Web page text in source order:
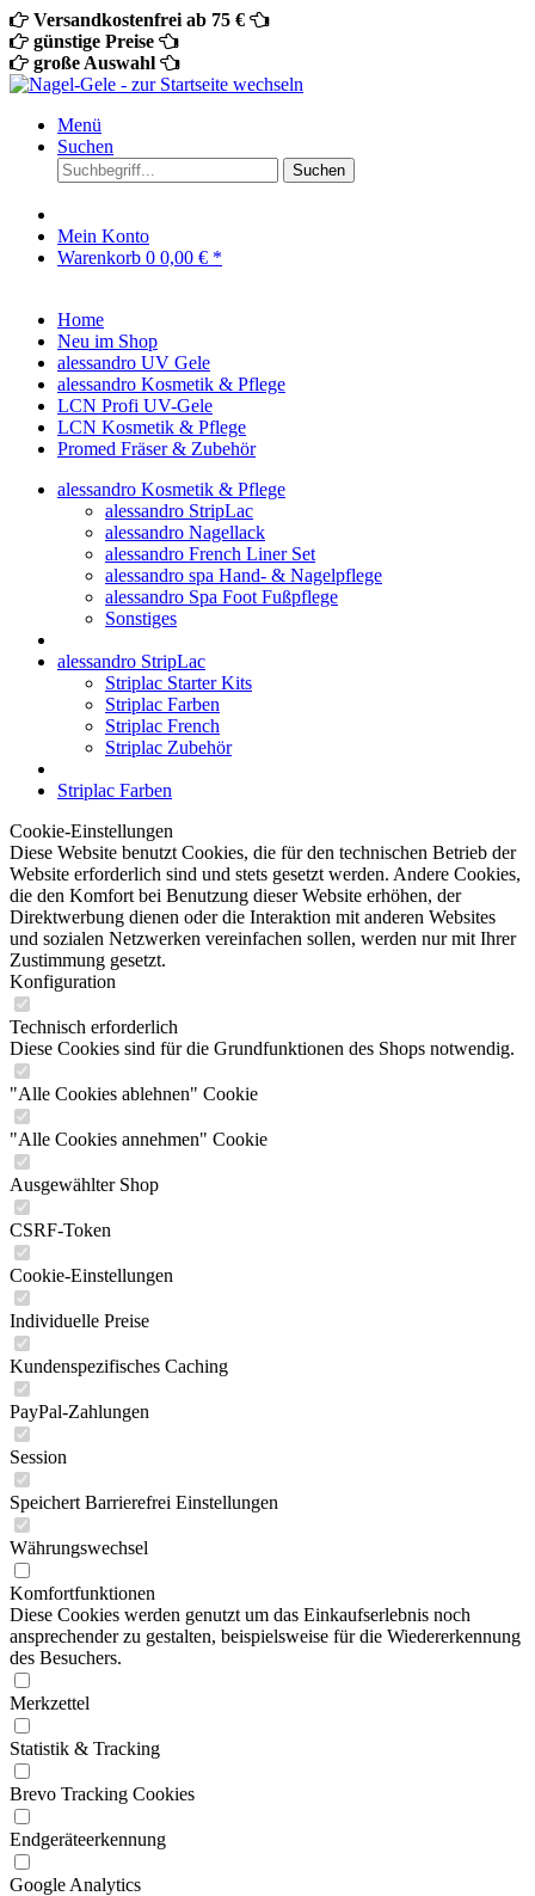
Versandkostenfrei ab 75 €
günstige Preise
große Auswahl
Menü
Suchen
Suchen
Mein Konto
Warenkorb 0 0,00 € *
Home
Neu im Shop
alessandro UV Gele
alessandro Kosmetik & Pflege
LCN Profi UV-Gele
LCN Kosmetik & Pflege
Promed Fräser & Zubehör
alessandro Kosmetik & Pflege
alessandro StripLac
alessandro Nagellack
alessandro French Liner Set
alessandro spa Hand- & Nagelpflege
alessandro Spa Foot Fußpflege
Sonstiges
alessandro StripLac
Striplac Starter Kits
Striplac Farben
Striplac French
Striplac Zubehör
Striplac Farben
Cookie-Einstellungen
Diese Website benutzt Cookies, die für den technischen Betrieb der
Website erforderlich sind und stets gesetzt werden. Andere Cookies,
die den Komfort bei Benutzung dieser Website erhöhen, der
Direktwerbung dienen oder die Interaktion mit anderen Websites
und sozialen Netzwerken vereinfachen sollen, werden nur mit Ihrer
Zustimmung gesetzt.
Konfiguration
Technisch erforderlich
Diese Cookies sind für die Grundfunktionen des Shops notwendig.
"Alle Cookies ablehnen" Cookie
"Alle Cookies annehmen" Cookie
Ausgewählter Shop
CSRF-Token
Cookie-Einstellungen
Individuelle Preise
Kundenspezifisches Caching
PayPal-Zahlungen
Session
Speichert Barrierefrei Einstellungen
Währungswechsel
Komfortfunktionen
Diese Cookies werden genutzt um das Einkaufserlebnis noch
ansprechender zu gestalten, beispielsweise für die Wiedererkennung
des Besuchers.
Merkzettel
Statistik & Tracking
Brevo Tracking Cookies
Endgeräteerkennung
Google Analytics